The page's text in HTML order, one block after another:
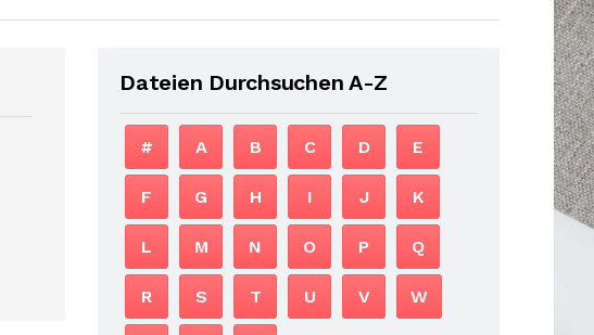
Dateien Durchsuchen A-Z
# A B C D E
F G H I J K
L M N O P Q
R S T U V W